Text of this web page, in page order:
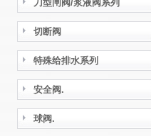
刀型闸阀/浆液阀系列
切断阀
特殊给排水系列
安全阀.
球阀.